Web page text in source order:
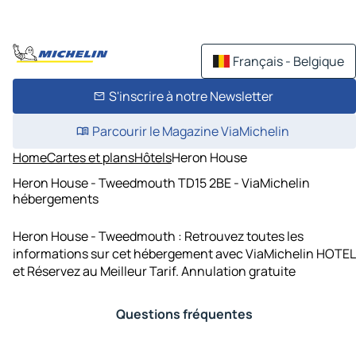
Français - Belgique
S'inscrire à notre Newsletter
Parcourir le Magazine ViaMichelin
HomeCartes et plansHôtelsHeron House
Heron House - Tweedmouth TD15 2BE - ViaMichelin
hébergements
Heron House - Tweedmouth : Retrouvez toutes les
informations sur cet hébergement avec ViaMichelin HOTEL
et Réservez au Meilleur Tarif. Annulation gratuite
Questions fréquentes